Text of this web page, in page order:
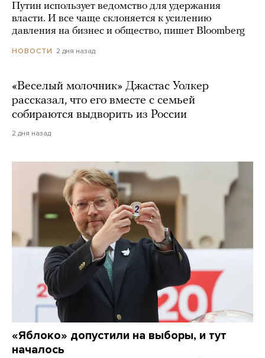
Путин использует ведомство для удержания
власти. И все чаще склоняется к усилению
давления на бизнес и общество, пишет Bloomberg
НОВОСТИ 2 дня назад
«Веселый молочник» Джастас Уолкер
рассказал, что его вместе с семьей
собираются выдворить из России
2 дня назад
«Яблоко» допустили на выборы, и тут
началось